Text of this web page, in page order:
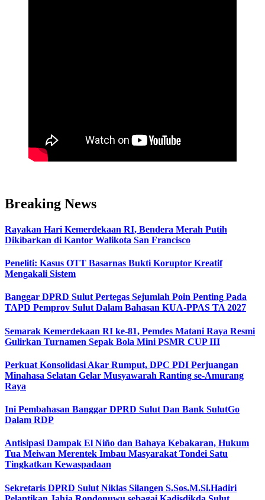
Breaking News
Rayakan Hari Kemerdekaan RI, Bendera Merah Putih
Dikibarkan di Kantor Walikota San Francisco
Peneliti: Kasus OTT Basarnas Bukti Koruptor Kreatif
Mengakali Sistem
Banggar DPRD Sulut Pertegas Sejumlah Poin Penting Pada
TAPD Pemprov Sulut Dalam Bahasan KUA-PPAS TA 2027
Semarak Kemerdekaan RI ke-81, Pemdes Matani Raya Resmi
Gulirkan Turnamen Sepak Bola Mini PSMR CUP III
Perkuat Konsolidasi Akar Rumput, DPC PDI Perjuangan
Minahasa Selatan Gelar Musyawarah Ranting se-Amurang
Raya
Ini Pembahasan Banggar DPRD Sulut Dan Bank SulutGo
Dalam RDP
Antisipasi Dampak El Niño dan Bahaya Kebakaran, Hukum
Tua Meiwan Merentek Imbau Masyarakat Tondei Satu
Tingkatkan Kewaspadaan
Sekretaris DPRD Sulut Niklas Silangen S.Sos.M.Si.Hadiri